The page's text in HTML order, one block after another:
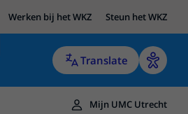
Werken bij het WKZ Steun het WKZ
Translate
Mijn UMC Utrecht